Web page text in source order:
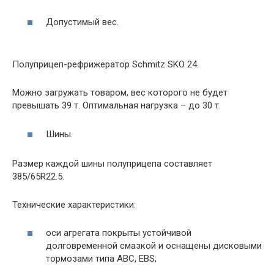
Допустимый вес.
Полуприцеп-рефрижератор Schmitz SKO 24.
Можно загружать товаром, вес которого не будет
превышать 39 т. Оптимальная нагрузка – до 30 т.
Шины.
Размер каждой шины полуприцепа составляет
385/65R22.5.
Технические характеристики:
оси агрегата покрыты устойчивой
долговременной смазкой и оснащены дисковыми
тормозами типа ABC, EBS;